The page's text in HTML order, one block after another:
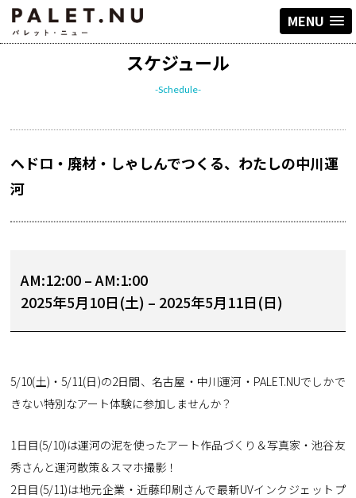
MENU
スケジュール
-Schedule-
ヘドロ・廃材・しゃしんでつくる、わたしの中川運
河
AM:12:00–AM:1:00
2025年5月10日(土) – 2025年5月11日(日)
5/10(土)・5/11(日)の2日間、名古屋・中川運河・PALET.NUでしかで
きない特別なアート体験に参加しませんか？
1日目(5/10)は運河の泥を使ったアート作品づくり＆写真家・池谷友
秀さんと運河散策＆スマホ撮影！
2日目(5/11)は地元企業・近藤印刷さんで最新UVインクジェットプ